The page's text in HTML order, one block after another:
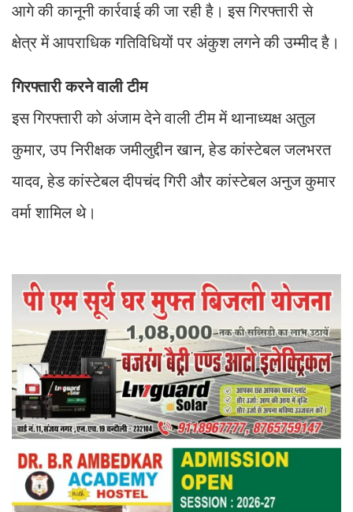
आगे की कानूनी कार्रवाई की जा रही है। इस गिरफ्तारी से
क्षेत्र में आपराधिक गतिविधियों पर अंकुश लगने की उम्मीद है।
गिरफ्तारी करने वाली टीम
इस गिरफ्तारी को अंजाम देने वाली टीम में थानाध्यक्ष अतुल
कुमार, उप निरीक्षक जमीलुद्दीन खान, हेड कांस्टेबल जलभरत
यादव, हेड कांस्टेबल दीपचंद गिरी और कांस्टेबल अनुज कुमार
वर्मा शामिल थे।